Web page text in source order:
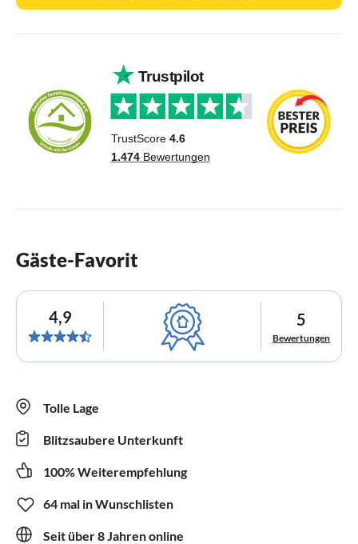
Gäste-Favorit
4,9 5
Bewertungen
Tolle Lage
Blitzsaubere Unterkunft
100% Weiterempfehlung
64 mal in Wunschlisten
Seit über 8 Jahren online